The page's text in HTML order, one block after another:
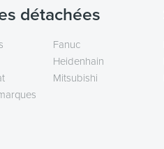
détachées
Fanuc
Heidenhain
Mitsubishi